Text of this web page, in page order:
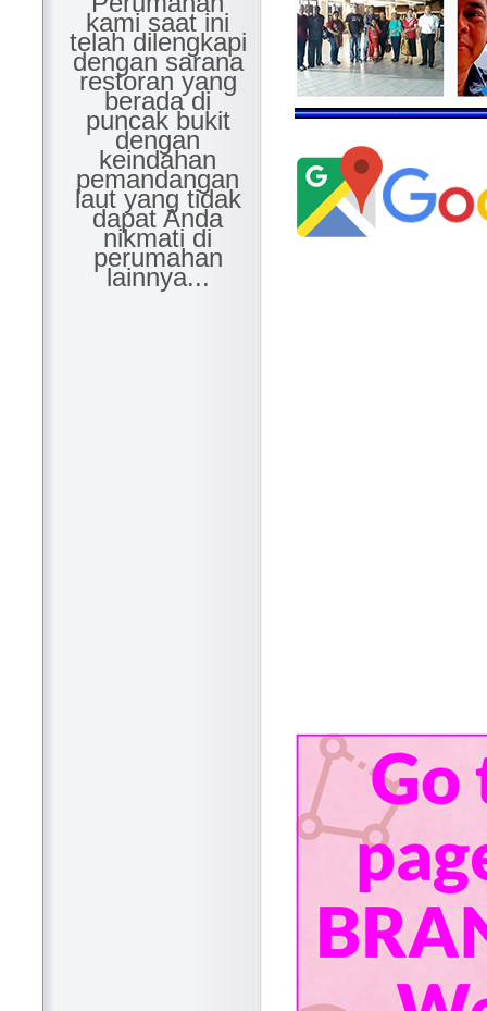
kami saat ini
telah dilengkapi
dengan sarana
restoran yang
berada di
puncak bukit
dengan
keindahan
pemandangan
laut yang tidak
dapat Anda
nikmati di
perumahan
lainnya...